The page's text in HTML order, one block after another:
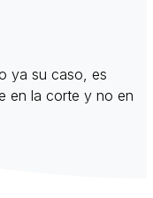
ya su caso, es
en la corte y no en